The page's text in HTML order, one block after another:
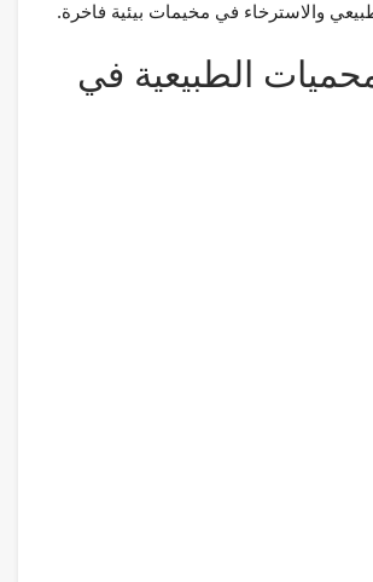
والاسترخاء في مخيمات بيئية فاخرة.
الطبيعية في